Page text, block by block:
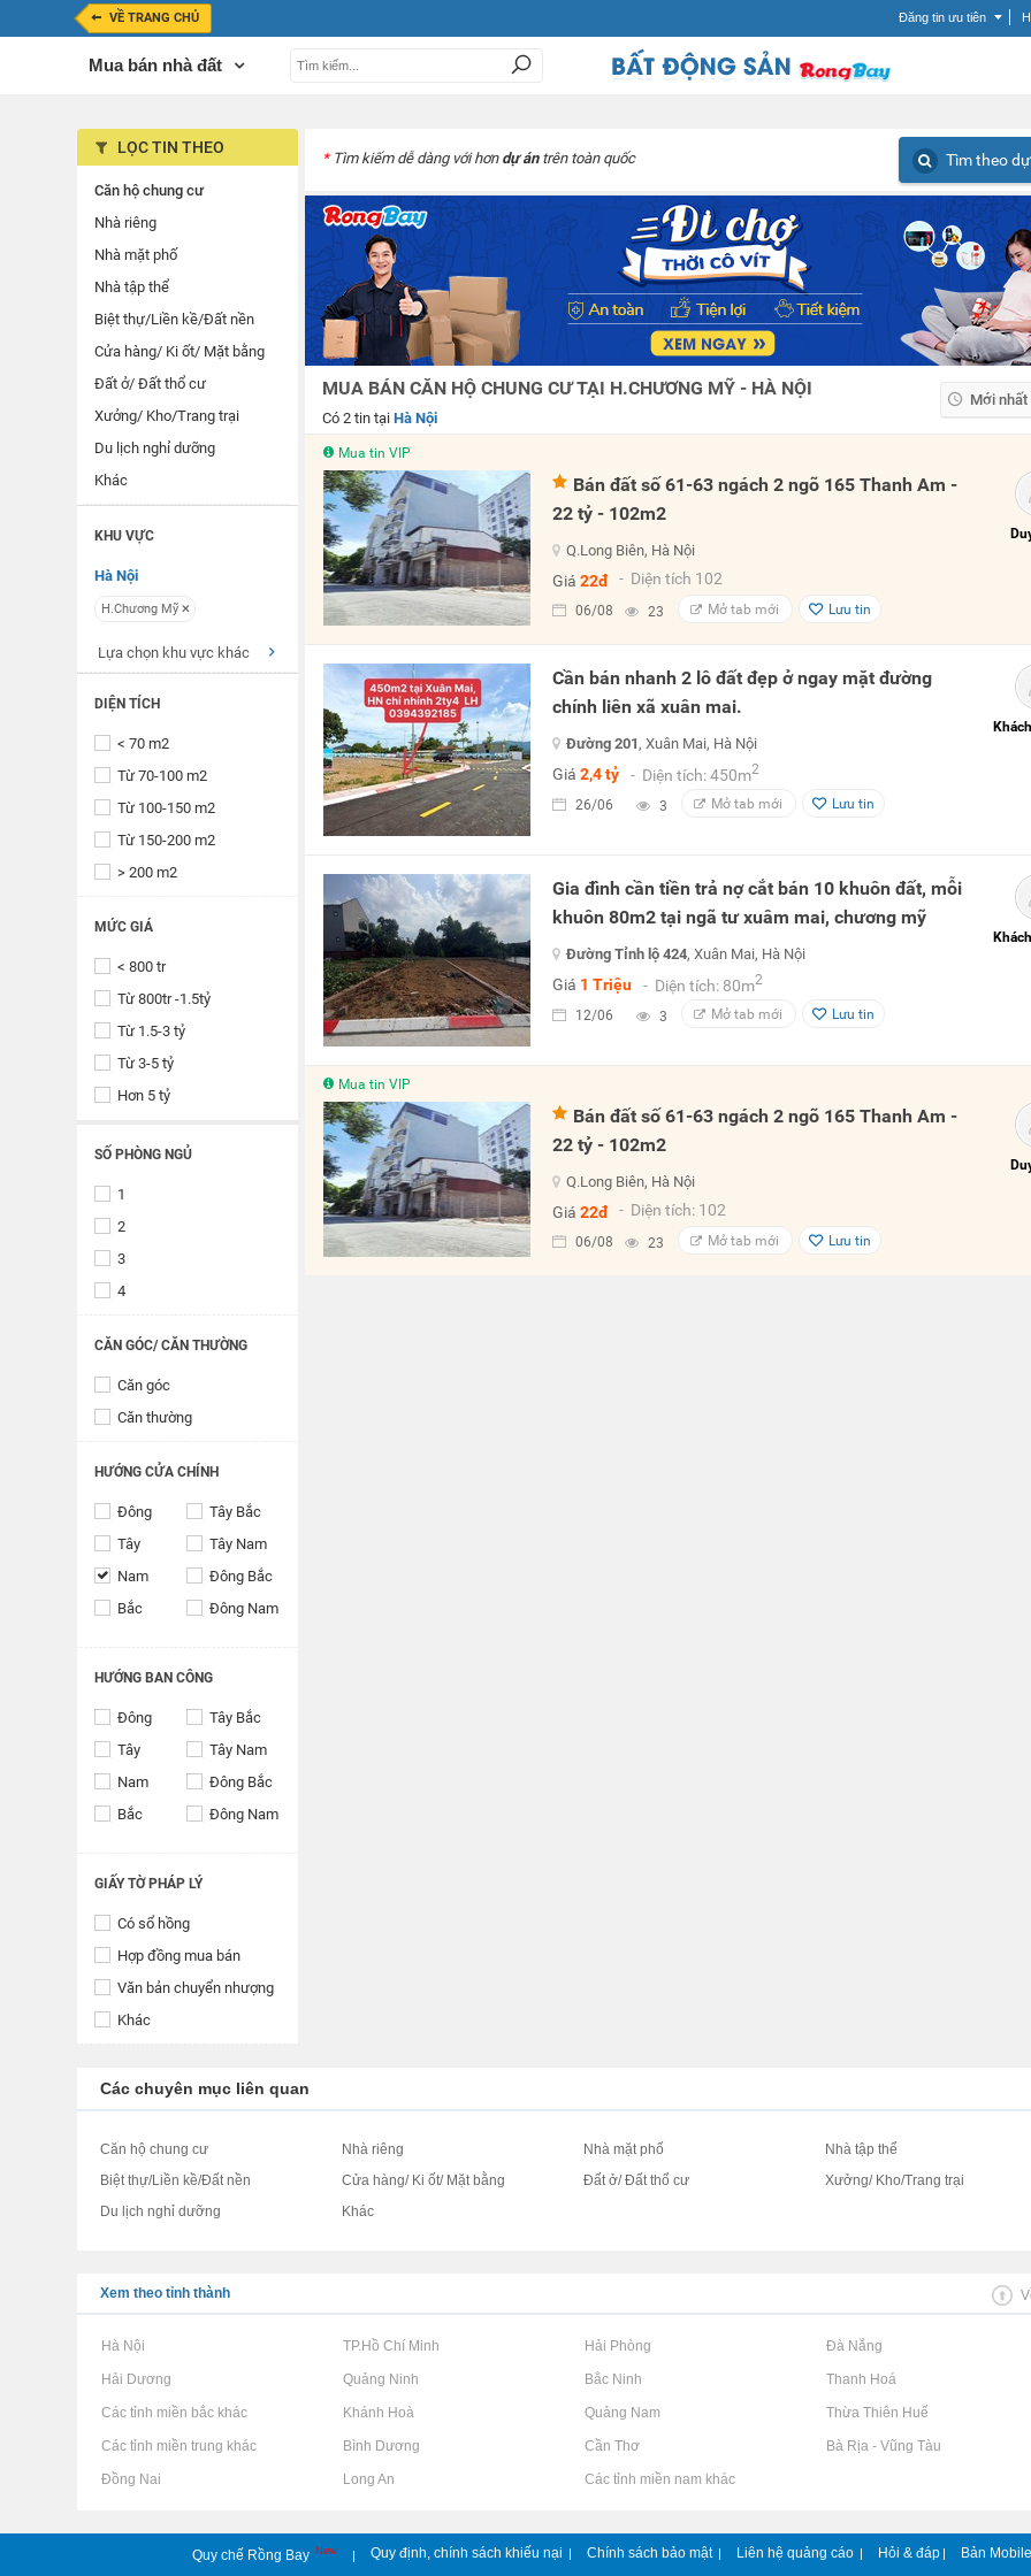
VỀ TRANG CHỦ Đăng tin ưu tiên
Mua bán nhà đất
LỌC TIN THEO
Căn hộ chung cư
Nhà riêng
Nhà mặt phố
Nhà tập thể
Biệt thự/Liền kề/Đất nền
Cửa hàng/ Ki ốt/ Mặt bằng
Đất ở/ Đất thổ cư
Xưởng/ Kho/Trang trại
Du lịch nghỉ dưỡng
Khác
KHU VỰC
Hà Nội
H.Chương Mỹ
Lựa chọn khu vực khác
DIỆN TÍCH
< 70 m2
Từ 70-100 m2
Từ 100-150 m2
Từ 150-200 m2
> 200 m2
MỨC GIÁ
< 800 tr
Từ 800tr -1.5tỷ
Từ 1.5-3 tỷ
Từ 3-5 tỷ
Hơn 5 tỷ
SỐ PHÒNG NGỦ
1
2
3
4
CĂN GÓC/ CĂN THƯỜNG
Căn góc
Căn thường
HƯỚNG CỬA CHÍNH
Đông
Tây Bắc
Tây
Tây Nam
Nam
Đông Bắc
Bắc
Đông Nam
HƯỚNG BAN CÔNG
Đông
Tây Bắc
Tây
Tây Nam
Nam
Đông Bắc
Bắc
Đông Nam
GIẤY TỜ PHÁP LÝ
Có sổ hồng
Hợp đồng mua bán
Văn bản chuyển nhượng
Khác
* Tìm kiếm dễ dàng với hơn dự án trên toàn quốc Tìm theo
MUA BÁN CĂN HỘ CHUNG CƯ TẠI H.CHƯƠNG MỸ - HÀ NỘI
Có 2 tin tại Hà Nội
Mới nhất
Giá tăng
Giá
Mua tin VIP
Bán đất số 61-63 ngách 2 ngõ 165 Thanh Am -
22 tỷ - 102m2
Q.Long Biên, Hà Nội
Giá 22đ - Diện tích 102
06/08 23 Mở tab mới Lưu tin
Cần bán nhanh 2 lô đất đẹp ở ngay mặt đường
chính liên xã xuân mai.
Đường 201, Xuân Mai, Hà Nội
Giá 2,4 tỷ - Diện tích: 450m2
26/06 3 Mở tab mới Lưu tin
Gia đình cần tiền trả nợ cắt bán 10 khuôn đất, mỗi
khuôn 80m2 tại ngã tư xuâm mai, chương mỹ
Đường Tỉnh lộ 424, Xuân Mai, Hà Nội
Giá 1 Triệu - Diện tích: 80m2
12/06 3 Mở tab mới Lưu tin
Mua tin VIP
Bán đất số 61-63 ngách 2 ngõ 165 Thanh Am -
22 tỷ - 102m2
Q.Long Biên, Hà Nội
Giá 22đ - Diện tích: 102
06/08 23 Mở tab mới Lưu tin
Các chuyên mục liên quan
Căn hộ chung cư Nhà riêng Nhà mặt phố
Nhà tập thể
Biệt thự/Liền kề/Đất nền
Cửa hàng/ Ki ốt/ Mặt bằng Đất ở/ Đất thổ cư
Xưởng/ Kho/Trang trại
Du lịch nghỉ dưỡng
Khác
Xem theo tỉnh thành
Rao vặt tại Hà Nội Rao vặt tại TP.Hồ Chí Minh Rao vặt tại Hải Phòng Rao vặt tại Đà Nẵng
Rao vặt tại Hải Dương Rao vặt tại Quảng Ninh Rao vặt tại Bắc Ninh Rao vặt tại Thanh Hoá
Rao vặt tại Các tỉnh miền bắc khác Rao vặt tại Khánh Hoà Rao vặt tại Quảng Nam Rao vặt tại Thừa Thiên Huế
Rao vặt tại Các tỉnh miền trung khác Rao vặt tại Bình Dương Rao vặt tại Cần Thơ Rao vặt tại Bà Rịa - Vũng Tàu
Rao vặt tại Đồng Nai Rao vặt tại Long An Rao vặt tại Các tỉnh miền nam khác
Quy chế Rồng Bay New | Quy định, chính sách khiếu nại | Chính sách bảo mật | Liên hệ quảng cáo | Hỏi & đáp | Bản Mobile